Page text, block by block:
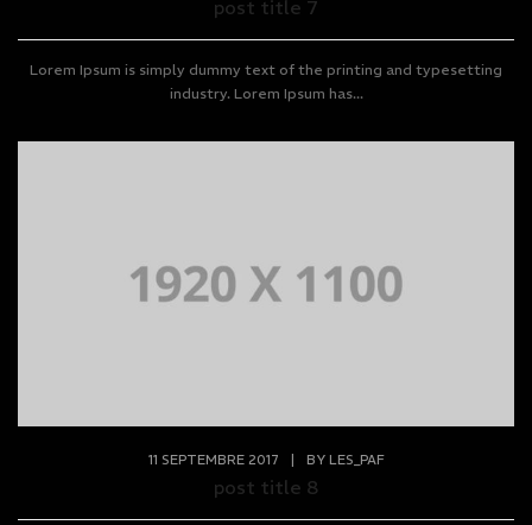
post title 7
Lorem Ipsum is simply dummy text of the printing and typesetting
industry. Lorem Ipsum has...
11 SEPTEMBRE 2017 BY LES_PAF
post title 8